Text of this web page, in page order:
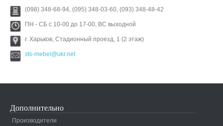
(098) 348-68-94, (095) 348-03-60, (093) 348-48-42
ПН - СБ с 10-00 до 17-00, ВС выходной
г. Харьков, Стадионный проезд, 1 (2 этаж)
sts-mebel@ukr.net
Дополнительно
Производители